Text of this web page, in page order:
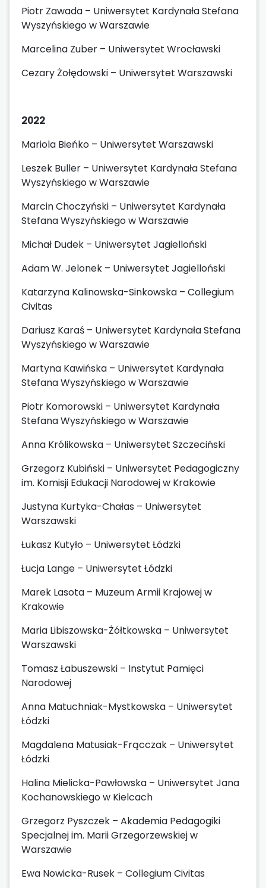
Piotr Zawada – Uniwersytet Kardynała Stefana
Wyszyńskiego w Warszawie
Marcelina Zuber – Uniwersytet Wrocławski
Cezary Żołędowski – Uniwersytet Warszawski
2022
Mariola Bieńko – Uniwersytet Warszawski
Leszek Buller – Uniwersytet Kardynała Stefana
Wyszyńskiego w Warszawie
Marcin Choczyński – Uniwersytet Kardynała
Stefana Wyszyńskiego w Warszawie
Michał Dudek – Uniwersytet Jagielloński
Adam W. Jelonek – Uniwersytet Jagielloński
Katarzyna Kalinowska-Sinkowska – Collegium
Civitas
Dariusz Karaś – Uniwersytet Kardynała Stefana
Wyszyńskiego w Warszawie
Martyna Kawińska – Uniwersytet Kardynała
Stefana Wyszyńskiego w Warszawie
Piotr Komorowski – Uniwersytet Kardynała
Stefana Wyszyńskiego w Warszawie
Anna Królikowska – Uniwersytet Szczeciński
Grzegorz Kubiński – Uniwersytet Pedagogiczny
im. Komisji Edukacji Narodowej w Krakowie
Justyna Kurtyka-Chałas – Uniwersytet
Warszawski
Łukasz Kutyło – Uniwersytet Łódzki
Łucja Lange – Uniwersytet Łódzki
Marek Lasota – Muzeum Armii Krajowej w
Krakowie
Maria Libiszowska-Żółtkowska – Uniwersytet
Warszawski
Tomasz Łabuszewski – Instytut Pamięci
Narodowej
Anna Matuchniak-Mystkowska – Uniwersytet
Łódzki
Magdalena Matusiak-Frącczak – Uniwersytet
Łódzki
Halina Mielicka-Pawłowska – Uniwersytet Jana
Kochanowskiego w Kielcach
Grzegorz Pyszczek – Akademia Pedagogiki
Specjalnej im. Marii Grzegorzewskiej w
Warszawie
Ewa Nowicka-Rusek – Collegium Civitas